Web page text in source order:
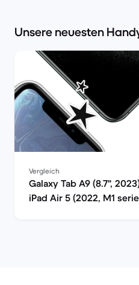
Unsere neuesten
Vergleich
Galaxy Tab A9 (8.7",
iPad Air 5 (2022, M1